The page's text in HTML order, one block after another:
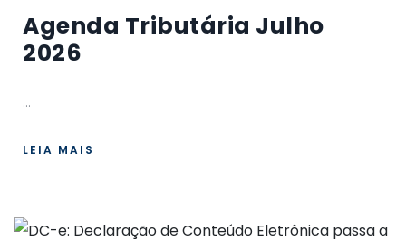
Agenda Tributária Julho
2026
...
LEIA MAIS